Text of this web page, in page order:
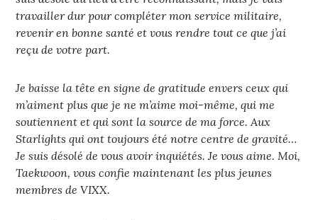
travailler dur pour compléter mon service militaire,
revenir en bonne santé et vous rendre tout ce que j’ai
reçu de votre part.
Je baisse la tête en signe de gratitude envers ceux qui
m’aiment plus que je ne m’aime moi-même, qui me
soutiennent et qui sont la source de ma force. Aux
Starlights qui ont toujours été notre centre de gravité…
Je suis désolé de vous avoir inquiétés. Je vous aime. Moi,
Taekwoon, vous confie maintenant les plus jeunes
membres de VIXX.